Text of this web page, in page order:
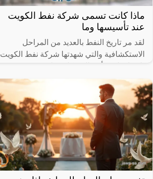
ماذا كانت تسمى شركة نفط الكويت
عند تأسيسها وما
لقد مر تاريخ النفط بالعديد من المراحل
الاستكشافية والتي شهدتها شركة نفط الكويت
الدول، جراء ذلك واصلت الشركة العديد من